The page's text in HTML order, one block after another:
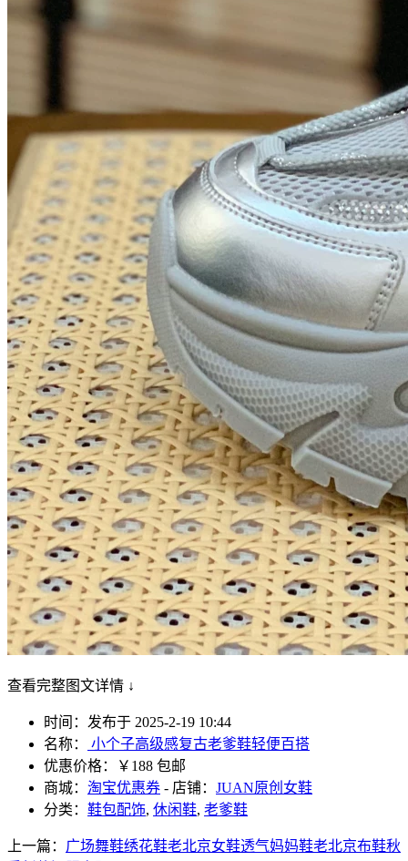
查看完整图文详情 ↓
时间：发布于 2025-2-19 10:44
名称：
小个子高级感复古老爹鞋轻便百搭
优惠价格：
￥188 包邮
商城： 淘宝优惠券 - 店铺： JUAN原创女鞋
分类： 鞋包配饰, 休闲鞋, 老爹鞋
上一篇： 广场舞鞋绣花鞋老北京女鞋透气妈妈鞋老北京布鞋秋